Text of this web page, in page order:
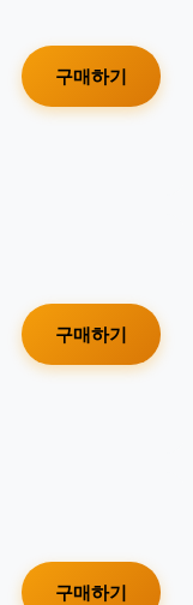
구매하기
구매하기
구매하기